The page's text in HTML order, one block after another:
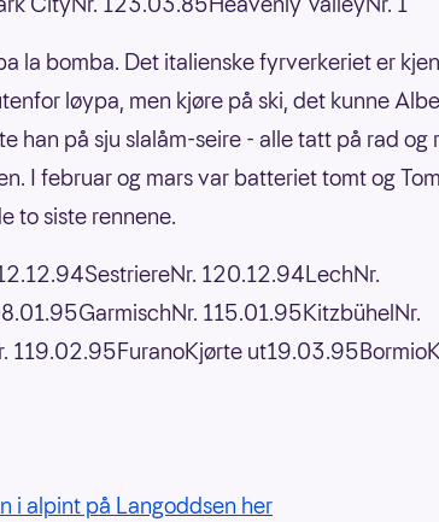
la bomba. Det italienske fyrverkeriet er
løypa, men kjøre på ski, det kunne
han på sju slalåm-seire - alle tatt på rad og
I februar og mars var batteriet tomt og
to siste rennene.
120.12.94LechNr.
115.01.95KitzbühelNr.
119.02.95FuranoKjørte
i alpint på Langoddsen her